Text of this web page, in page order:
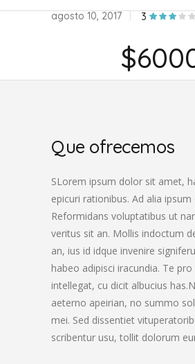
agosto 10, 2017 3
Que ofrecemos
SLorem ipsum dolor sit amet,
epicuri rationibus. Ad alia
Reformidans voluptatibus ut
veritus sit an. Mollis indoctum
an, ius id idque invenire
habeo adipisci iracundia. Te pro
intellegat, cu dicit albucius
aeterno apeirian, no summo
mei. Sed dissentiet
scribentur usu, tollit dolorum